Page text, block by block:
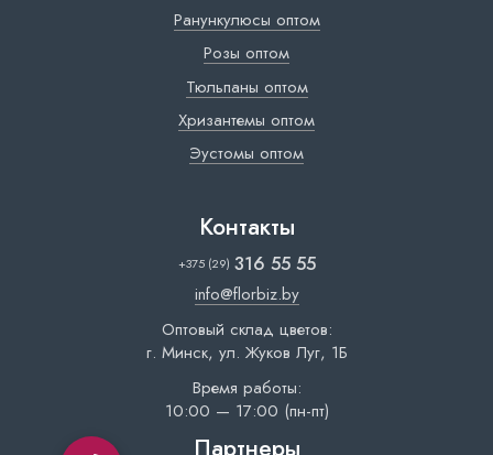
Ранункулюсы оптом
Розы оптом
Тюльпаны оптом
Хризантемы оптом
Эустомы оптом
Контакты
+375 (29) 316 55 55
info@florbiz.by
Оптовый склад цветов:
г. Минск, ул. Жуков Луг, 1Б
Время работы:
10:00 — 17:00 (пн-пт)
Партнеры